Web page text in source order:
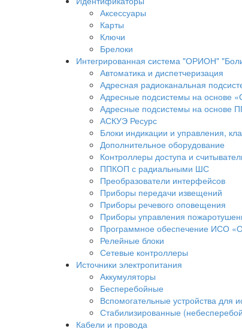
Аксессуары
Карты
Ключи
Брелоки
Интегрированная система "ОРИОН"
Автоматика и диспетчеризация
Адресная радиоканальная
Адресные подсистемы на основе
Адресные подсистемы на основе
АСКУЭ Ресурс
Блоки индикации и управления,
Дополнительное оборудование
Контроллеры доступа и
ППКОП с радиальными ШС
Преобразователи интерфейсов
Приборы передачи извещений
Приборы речевого оповещения
Приборы управления
Программное обеспечение ИСО
Релейные блоки
Сетевые контроллеры
Источники электропитания
Аккумуляторы
Бесперебойные
Вспомогательные устройства для
Стабилизированные
Кабели и провода